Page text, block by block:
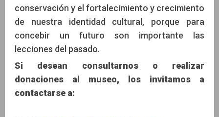
conservación y el fortalecimiento y crecimiento
de nuestra identidad cultural, porque para
concebir un futuro son importante las
lecciones del pasado.
Si desean consultarnos o realizar
donaciones al museo, los invitamos a
contactarse a: